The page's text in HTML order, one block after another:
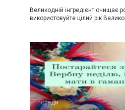
Великодній інгредієнт очищає
використовуйте цілий рік
поради